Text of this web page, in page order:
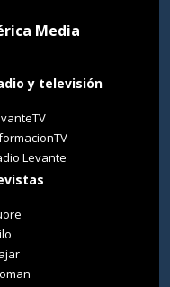
Media
y televisión
Levante